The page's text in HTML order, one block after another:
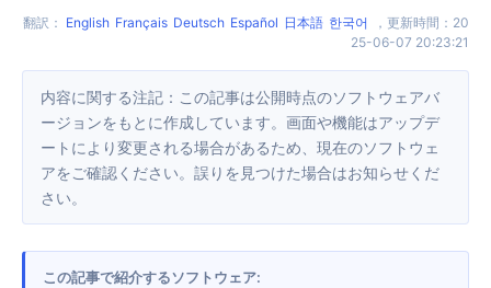
翻訳 ： English Français Deutsch Español 日本語 한국어 ， 更新時間 ： 20
25-06-07 20:23:21
内容に関する注記：この記事は公開時点のソフトウェアバ
ージョンをもとに作成しています。画面や機能はアップデ
ートにより変更される場合があるため、現在のソフトウェ
アをご確認ください。誤りを見つけた場合はお知らせくだ
さい。
この記事で紹介するソフトウェア